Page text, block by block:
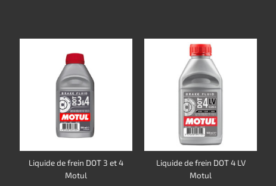
Liquide de frein DOT 3 et 4
Motul
Liquide de frein DOT 4 LV
Motul